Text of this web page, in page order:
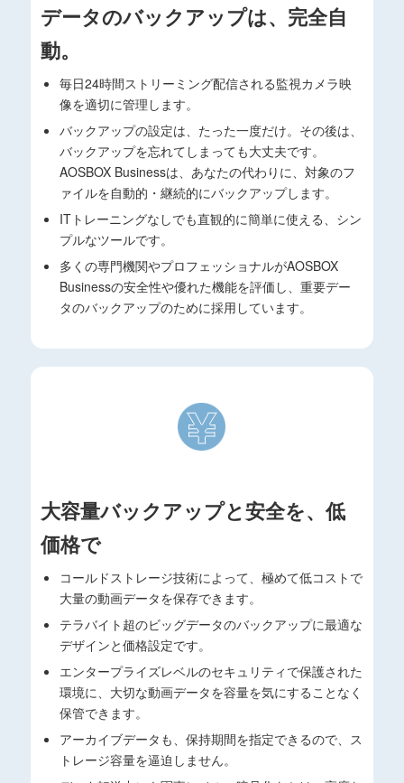
データのバックアップは、完全自
動。
毎日24時間ストリーミング配信される監視カメラ映
像を適切に管理します。
バックアップの設定は、たった一度だけ。その後は、
バックアップを忘れてしまっても大丈夫です。
AOSBOX Businessは、あなたの代わりに、対象のフ
ァイルを自動的・継続的にバックアップします。
ITトレーニングなしでも直観的に簡単に使える、シン
プルなツールです。
多くの専門機関やプロフェッショナルがAOSBOX
Businessの安全性や優れた機能を評価し、重要デー
タのバックアップのために採用しています。
大容量バックアップと安全を、低
価格で
コールドストレージ技術によって、極めて低コストで
大量の動画データを保存できます。
テラバイト超のビッグデータのバックアップに最適な
デザインと価格設定です。
エンタープライズレベルのセキュリティで保護された
環境に、大切な動画データを容量を気にすることなく
保管できます。
アーカイブデータも、保持期間を指定できるので、ス
トレージ容量を逼迫しません。